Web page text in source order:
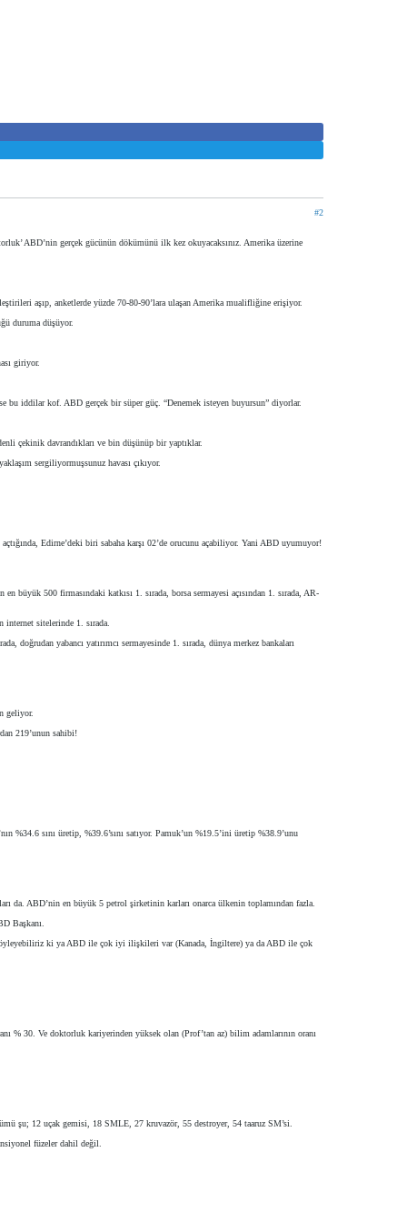
#2
ABD’nin gerçek gücünün dökümünü ilk kez okuyacaksınız. Amerika üzerine
aşıp, anketlerde yüzde 70-80-90’lara ulaşan Amerika mualifliğine erişiyor.
duruma düşüyor.
giriyor.
iddilar kof. ABD gerçek bir süper güç. “Denemek isteyen buyursun” diyorlar.
çekinik davrandıkları ve bin düşünüp bir yaptıklar.
sergiliyormuşsunuz havası çıkıyor.
Edirne’deki biri sabaha karşı 02’de orucunu açabiliyor. Yani ABD uyumuyor!
büyük 500 firmasındaki katkısı 1. sırada, borsa sermayesi açısından 1. sırada, AR-
internet sitelerinde 1. sırada.
doğrudan yabancı yatırımcı sermayesinde 1. sırada, dünya merkez bankaları
geliyor.
219’unun sahibi!
%34.6 sını üretip, %39.6’sını satıyor. Pamuk’un %19.5’ini üretip %38.9’unu
da. ABD’nin en büyük 5 petrol şirketinin karları onarca ülkenin toplamından fazla.
Başkanı.
söyleyebiliriz ki ya ABD ile çok iyi ilişkileri var (Kanada, İngiltere) ya da ABD ile çok
% 30. Ve doktorluk kariyerinden yüksek olan (Prof’tan az) bilim adamlarının oranı
şu; 12 uçak gemisi, 18 SMLE, 27 kruvazör, 55 destroyer, 54 taaruz SM’si.
füzeler dahil değil.